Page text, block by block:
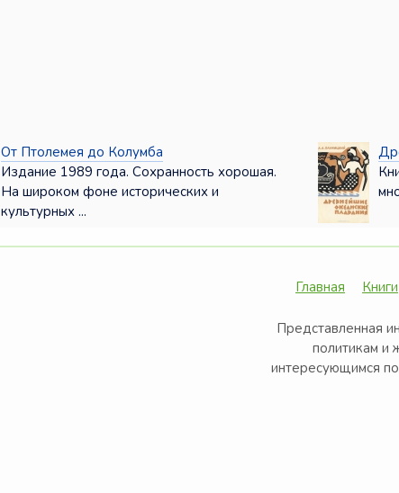
От Птолемея до Колумба
Издание 1989 года. Сохранность хорошая.
На широком фоне исторических и
культурных ...
Главная Книги
Представленная
политикам и
интересующимся